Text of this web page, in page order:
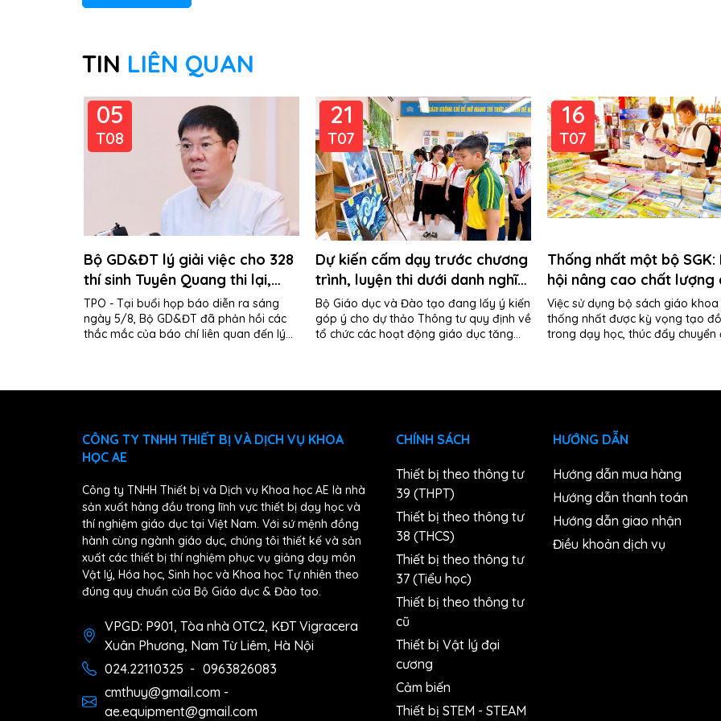
TIN LIÊN QUAN
05
T08
Bộ GD&ĐT lý giải việc cho 328
thí sinh Tuyên Quang thi lại,
còn Quảng Trị thì không
TPO - Tại buổi họp báo diễn ra sáng
ngày 5/8, Bộ GD&ĐT đã phản hồi các
thắc mắc của báo chí liên quan đến lý
21
T07
Dự kiến cấm dạy trước chương
trình, luyện thi dưới danh nghĩa
"giáo dục tăng cường"
Bộ Giáo dục và Đào tạo đang lấy ý kiến
góp ý cho dự thảo Thông tư quy định về
tổ chức các hoạt động giáo dục tăng
16
T07
Thống nhất một bộ SGK:
hội nâng cao chất lượng
học
Việc sử dụng bộ sách giáo khoa
thống nhất được kỳ vọng tạo
trong dạy học, thúc đẩy chuyển
CÔNG TY TNHH THIẾT BỊ VÀ DỊCH VỤ KHOA
HỌC AE
Công ty TNHH Thiết bị và Dịch vụ Khoa học AE là nhà
sản xuất hàng đầu trong lĩnh vực thiết bị dạy học và
thí nghiệm giáo dục tại Việt Nam. Với sứ mệnh đồng
hành cùng ngành giáo dục, chúng tôi thiết kế và sản
xuất các thiết bị thí nghiệm phục vụ giảng dạy môn
Vật lý, Hóa học, Sinh học và Khoa học Tự nhiên theo
đúng quy chuẩn của Bộ Giáo dục & Đào tạo.
VPGD: P901, Tòa nhà OTC2, KĐT Vigracera
Xuân Phương, Nam Từ Liêm, Hà Nội
024.22110325 - 0963826083
cmthuy@gmail.com -
ae.equipment@gmail.com
CHÍNH SÁCH
Thiết bị theo thông tư
39 (THPT)
Thiết bị theo thông tư
38 (THCS)
Thiết bị theo thông tư
37 (Tiểu học)
Thiết bị theo thông tư
cũ
Thiết bị Vật lý đại
cương
Cảm biến
Thiết bị STEM - STEAM
HƯỚNG DẪN
Hướng dẫn mua hàng
Hướng dẫn thanh toán
Hướng dẫn giao nhận
Điều khoản dịch vụ